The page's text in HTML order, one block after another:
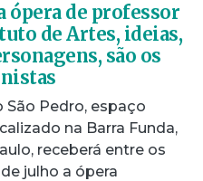
ópera de professor
de Artes, ideias,
são os
São Pedro, espaço
na Barra Funda,
receberá entre os
julho a ópera